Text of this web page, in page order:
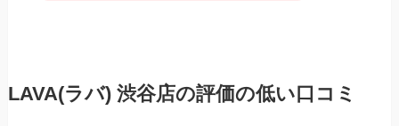
LAVA(ラバ) 渋谷店の評価の低い口コミ